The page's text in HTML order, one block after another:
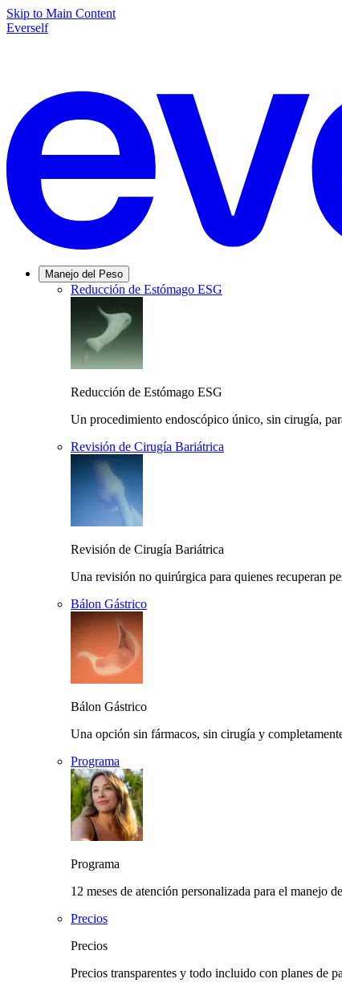
Skip to Main Content
Everself
Manejo del Peso
Reducción de Estómago ESG
Reducción de Estómago ESG
Un procedimiento endoscópico único, sin cirugía,
Revisión de Cirugía Bariátrica
Revisión de Cirugía Bariátrica
Una revisión no quirúrgica para quienes recuperan
Bálon Gástrico
Bálon Gástrico
Una opción sin fármacos, sin cirugía y
Programa
Programa
12 meses de atención personalizada para el manejo
Precios
Precios
Precios transparentes y todo incluido con planes de